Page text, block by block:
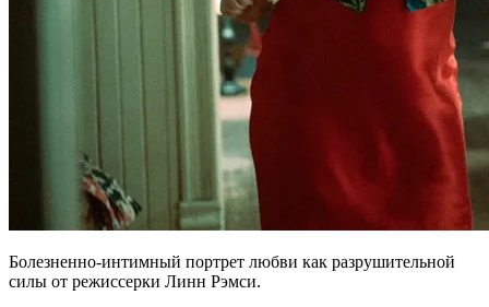
Болезненно-интимный портрет любви как разрушительной
силы от режиссерки Линн Рэмси.